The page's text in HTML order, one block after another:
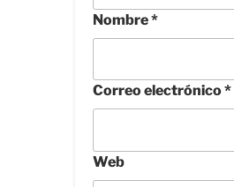
Nombre*
Correo electrónico*
Web